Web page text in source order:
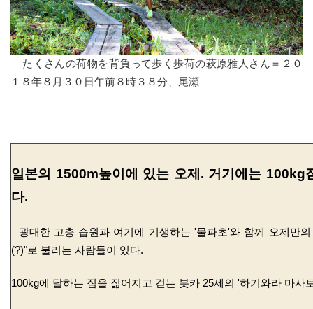
たくさんの荷物を背負って歩く歩荷の萩原雅人さん＝２０
１８年８月３０日午前８時３８分、尾瀬
일본의 1500m높이에 있는 오제. 거기에는 100kg
다.
광대한 고층 습원과 여기에 기생하는 '물파초'와 함께 오제만
(?)"로 불리는 사람들이 있다.
100kg에 달하는 짐을 짊어지고 걷는 봇카 25세의 '하기와라 마사